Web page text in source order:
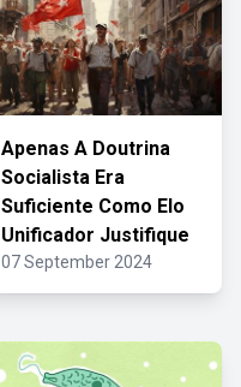
Apenas A Doutrina
Socialista Era
Suficiente Como Elo
Unificador Justifique
07 September 2024